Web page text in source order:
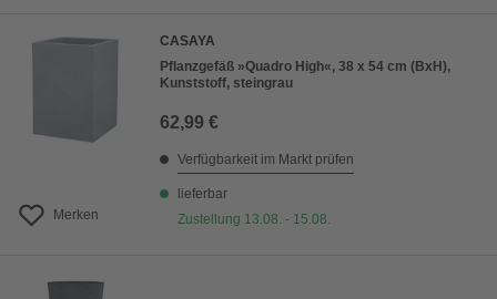
Merken
CASAYA
Pflanzgefäß »Quadro High«, 38 x 54 cm (BxH),
Kunststoff, steingrau
62,99 €
Verfügbarkeit im Markt prüfen
lieferbar
Zustellung 13.08. - 15.08.